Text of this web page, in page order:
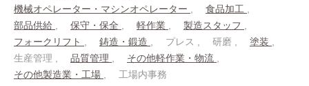
機械オペレーター・マシンオペレーター
食品加工
部品供給
保守・保全 軽作業
製造スタッフ
フォークリフト
鋳造・鍛造 プレス 研磨
塗装
生産管理
品質管理
その他軽作業・物流
その他製造業・工場
工場内事務